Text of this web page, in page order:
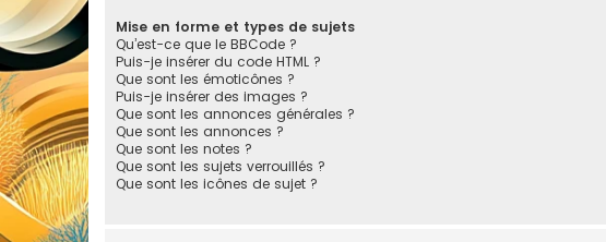
Mise en forme et types de sujets
Qu’est-ce que le BBCode ?
Puis-je insérer du code HTML ?
Que sont les émoticônes ?
Puis-je insérer des images ?
Que sont les annonces générales ?
Que sont les annonces ?
Que sont les notes ?
Que sont les sujets verrouillés ?
Que sont les icônes de sujet ?